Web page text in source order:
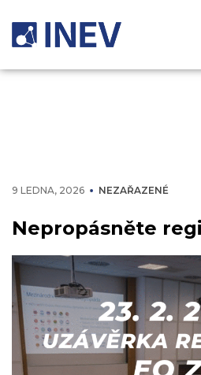
9 LEDNA, 2026 NEZAŘAZENÉ
Nepropásněte